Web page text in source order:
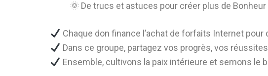
🌞 De trucs et astuces pour créer plus de
Chaque don finance l’achat de forfaits Internet
Dans ce groupe, partagez vos progrès, vos
Ensemble, cultivons la paix intérieure et semons le